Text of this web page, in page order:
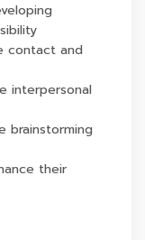
contact and
interpersonal
brainstorming
their